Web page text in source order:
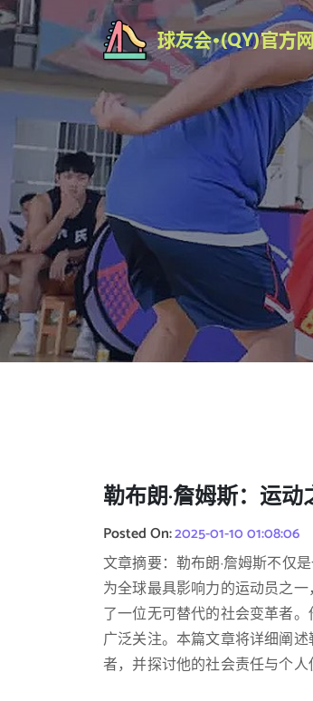
勒布朗·詹姆斯：运
Posted On:2025-01-10 01:08:06
文章摘要：勒布朗·詹姆斯不仅
为全球最具影响力的运动员之
了一位无可替代的社会变革者
广泛关注。本篇文章将详细阐
者，并探讨他的社会责任与个人